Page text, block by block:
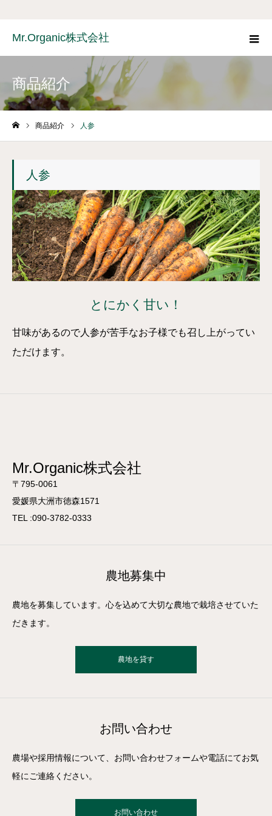
Mr.Organic株式会社
商品紹介
商品紹介 人参
人参
とにかく甘い！
甘味があるので人参が苦手なお子様でも召し上がってい
ただけます。
Mr.Organic株式会社
〒795-0061
愛媛県大洲市徳森1571
TEL :090-3782-0333
農地募集中
農地を募集しています。心を込めて大切な農地で栽培させていた
だきます。
農地を貸す
お問い合わせ
農場や採用情報について、お問い合わせフォームや電話にてお気
軽にご連絡ください。
お問い合わせ